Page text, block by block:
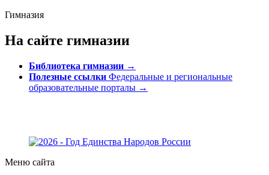
Гимназия
На сайте гимназии
Библиотека гимназии →
Полезные ссылки Федеральные и региональные
образовательные порталы →
Меню сайта